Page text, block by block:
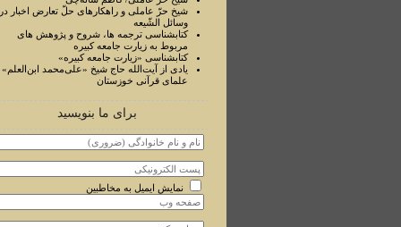
شیخ حرّ عاملی و راهکارهای حلّ تعارض اخبار در
وسائل الشّیعه
کتابشناسی ترجمه ها، شروح و پژوهش های
مربوط به زیارت جامعه کبیره
کتابشناسی «زیارت جامعه کبیره»
یادی از آیت‌الله حاج شیخ «علی‌محمد ابن‌العلم»
علمای قرآنی خوزستان
برای ما بنویسید
نمایش ایمیل به مخاطبین